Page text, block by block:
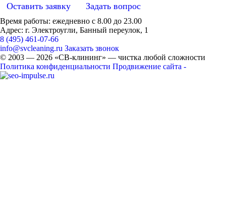
Оставить заявку Задать вопрос
Время работы: ежедневно с 8.00 до 23.00
Адрес: г. Электроугли, Банный переулок, 1
8 (495) 461-07-66
info@svcleaning.ru Заказать звонок
© 2003 — 2026 «СВ-клининг» — чистка любой сложности
Политика конфиденциальности Продвижение сайта -